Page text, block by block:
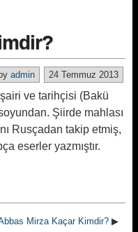
24 Temmuz 2013
admin
ve tarihçisi (Bakü
Şiirde mahlası
Rusçadan takip etmiş,
eserler yazmıştır.
Mirza Kaçar Kimdir? ▶